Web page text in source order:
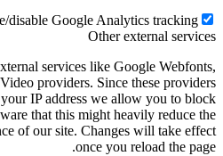
disable Google Analytics
Other external
external services like Google
Video providers. Since these
like your IP address we allow you to
be aware that this might heavily
of our site. Changes will take
once you reload the